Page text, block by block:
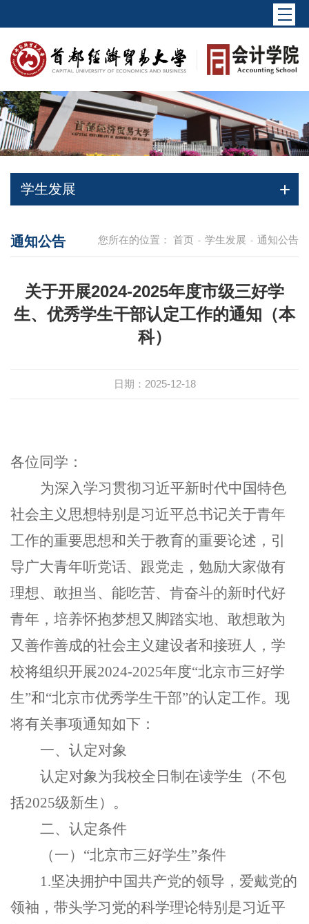
学生发展
您所在的位置： 首页 - 学生发展 - 通知公告
通知公告
关于开展2024-2025年度市级三好学
生、优秀学生干部认定工作的通知（本
科）
日期：2025-12-18
各位同学 ：
为深入学习贯彻习近平新时代中国特色
社会主义思想特别是习近平总书记关于青年
工作的重要思想和关于教育的重要论述，引
导广大青年听党话、跟党走，勉励大家做有
理想、敢担当、能吃苦、肯奋斗的新时代好
青年，培养怀抱梦想又脚踏实地、敢想敢为
又善作善成的社会主义建设者和接班人，学
校将组织开展2024-2025年度“北京市三好学
生”和“北京市优秀学生干部”的认定工作。现
将有关事项通知如下：
一、认定对象
认定对象为我校全日制在读学生（不包
括2025级新生）。
二、认定条件
（一） “北京市三好学生”条件
1.坚决拥护中国共产党的领导，爱戴党的
领袖，带头学习党的科学理论特别是习近平